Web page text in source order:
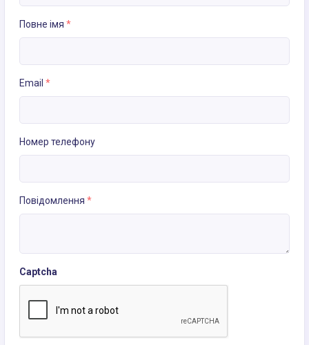
Повне імя *
Email *
Номер телефону
Повідомлення *
Captcha